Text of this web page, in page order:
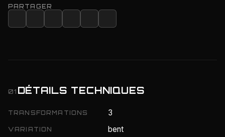
PARTAGER
01 DÉTAILS TECHNIQUES
TRANSFORMATIONS 3
VARIATION bent